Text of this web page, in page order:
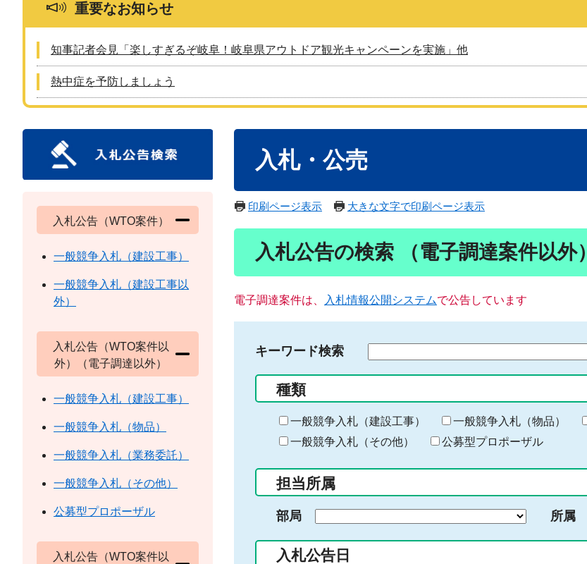
重要なお知らせ
知事記者会見「楽しすぎるぞ岐阜！岐阜県アウトドア観光キャンペーンを実施」他
熱中症を予防しましょう
入札・公売
印刷ページ表示 大きな文字で印刷ページ表示
入札公告の検索 （電子調達案件以外）
電子調達案件は、 入札情報公開システムで公告しています
キーワード検索
る
キ
ー
ー
入
力
種類
一般競争入札（建設工事） 一般競争入札（物品）
一般競争入札（その他）
公募型プロポーザル
担当所属
部局 所属
入札公告日
入札公告（WTO案件）
一般競争入札（建設工事）
一般競争入札（建設工事以
外）
入札公告（WTO案件以
外）（電子調達以外）
一般競争入札（建設工事）
一般競争入札（物品）
一般競争入札（業務委託）
一般競争入札（その他）
公募型プロポーザル
入札公告（WTO案件以